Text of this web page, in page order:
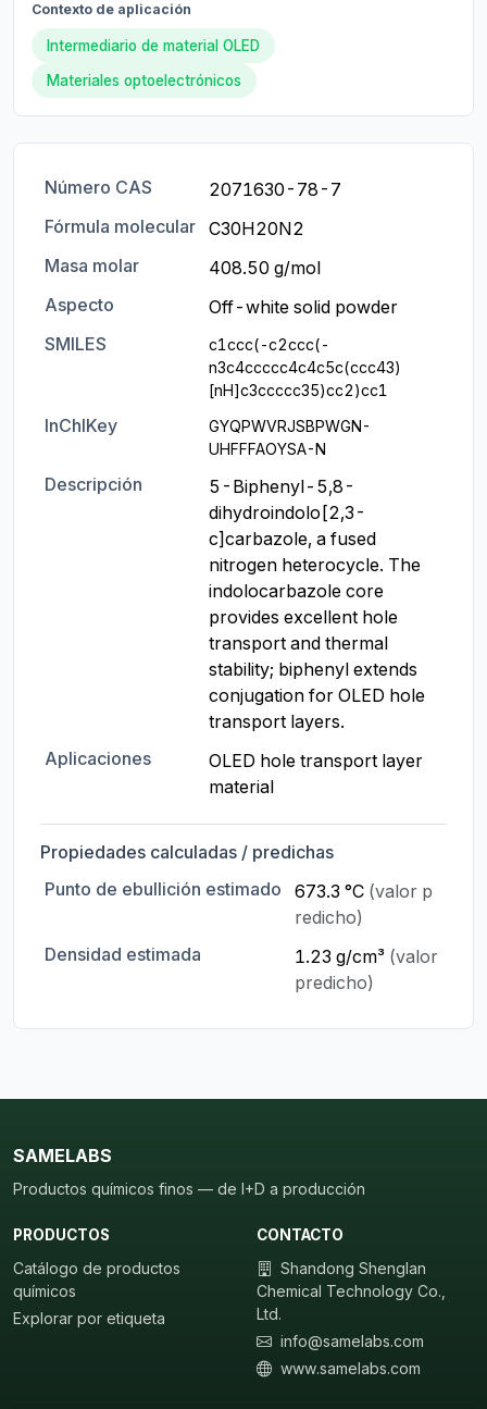
Contexto de aplicación
Intermediario de material OLED
Materiales optoelectrónicos
Número CAS
2071630-78-7
Fórmula molecular C30H20N2
Masa molar
408.50 g/mol
Aspecto
Off-white solid powder
SMILES
c1ccc(-c2ccc(-
n3c4ccccc4c4c5c(ccc43)
[nH]c3ccccc35)cc2)cc1
InChIKey
GYQPWVRJSBPWGN-
UHFFFAOYSA-N
Descripción
5-Biphenyl-5,8-
dihydroindolo[2,3-
c]carbazole, a fused
nitrogen heterocycle. The
indolocarbazole core
provides excellent hole
transport and thermal
stability; biphenyl extends
conjugation for OLED hole
transport layers.
Aplicaciones
OLED hole transport layer
material
Propiedades calculadas / predichas
Punto de ebullición estimado
673.3 °C (valor p
redicho)
Densidad estimada
1.23 g/cm³ (valor
predicho)
SAMELABS
Productos químicos finos — de I+D a producción
PRODUCTOS
Catálogo de productos
químicos
Explorar por etiqueta
CONTACTO
Shandong Shenglan
Chemical Technology Co.,
Ltd.
info@samelabs.com
www.samelabs.com